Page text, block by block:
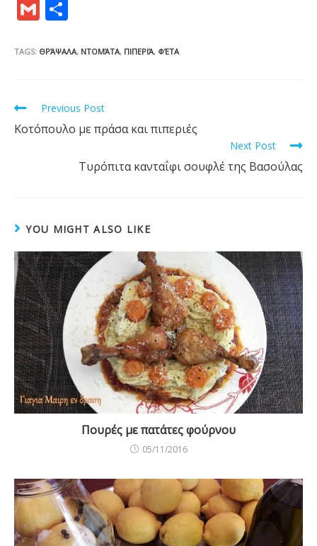
e
b
o
k
er e bl
G
ai ar
TAGS: ΘΡΆΨΑΛΑ, ΝΤΟΜΆΤΑ, ΠΙΠΕΡΙΆ, ΦΈΤΑ
Read
articles
Previous Post
Κοτόπουλο με πράσα και πιπεριές
Next Post
Τυρόπιτα κανταΐφι σουφλέ της Βασούλας
YOU MIGHT ALSO LIKE
Πουρές με πατάτες φούρνου
05/11/2016